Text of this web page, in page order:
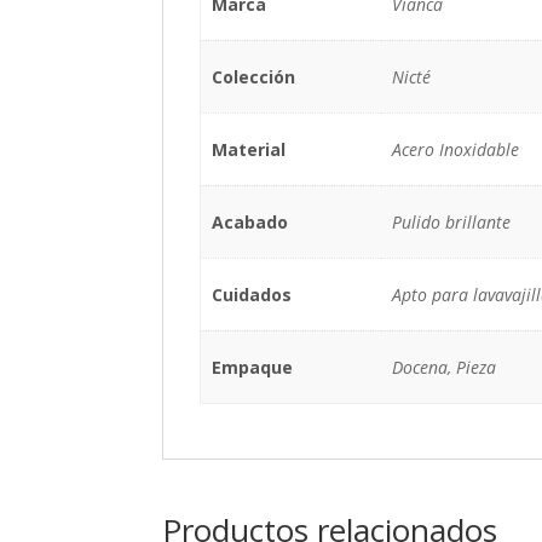
Colección Nicté
Material Acero Inoxidable
Acabado Pulido brillante
Cuidados Apto para
Empaque Docena, Pieza
Productos relacionados